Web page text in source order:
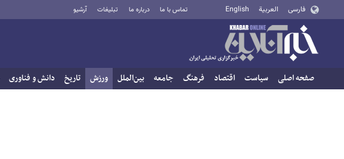
فارسی العربية English تماس با ما درباره ما تبلیغات آرشیو
صفحه اصلی سیاست اقتصاد فرهنگ جامعه بین‌الملل ورزش تاریخ دانش و فناوری